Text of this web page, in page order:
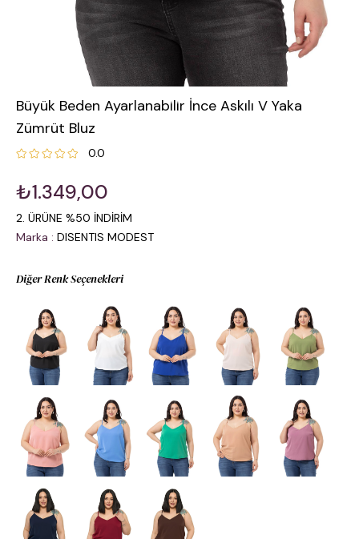
Büyük Beden Ayarlanabilir İnce Askılı V Yaka
Zümrüt Bluz
0.0
₺1.349,00
2. ÜRÜNE %50 İNDİRİM
Marka : DISENTIS MODEST
Diğer Renk Seçenekleri